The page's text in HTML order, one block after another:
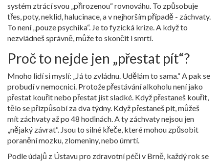
systém ztrácí svou „přirozenou“ rovnováhu. To způsobuje
třes, poty, neklid, halucinace, a v nejhorším případě - záchvaty.
To není „pouze psychika“. Je to fyzická krize. A když to
nezvládneš správně, může to skončit i smrtí.
Proč to nejde jen „přestat pít“?
Mnoho lidí si myslí: „Já to zvládnu. Udělám to sama.“ A pak se
probudí v nemocnici. Protože přestávání alkoholu není jako
přestat kouřit nebo přestat jíst sladké. Když přestaneš kouřit,
tělo se přizpůsobí za dva týdny. Když přestaneš pít, můžeš
mít záchvaty až po 48 hodinách. A ty záchvaty nejsou jen
„nějaký závrat“. Jsou to silné křeče, které mohou způsobit
poranění mozku, zlomeniny, nebo úmrtí.
Podle údajů z Ústavu pro zdravotní péči v Brně, každý rok se